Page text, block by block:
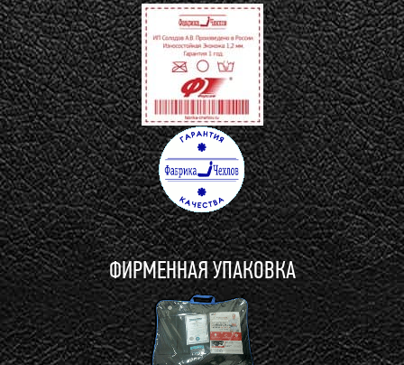
ФИРМЕННАЯ УПАКОВКА